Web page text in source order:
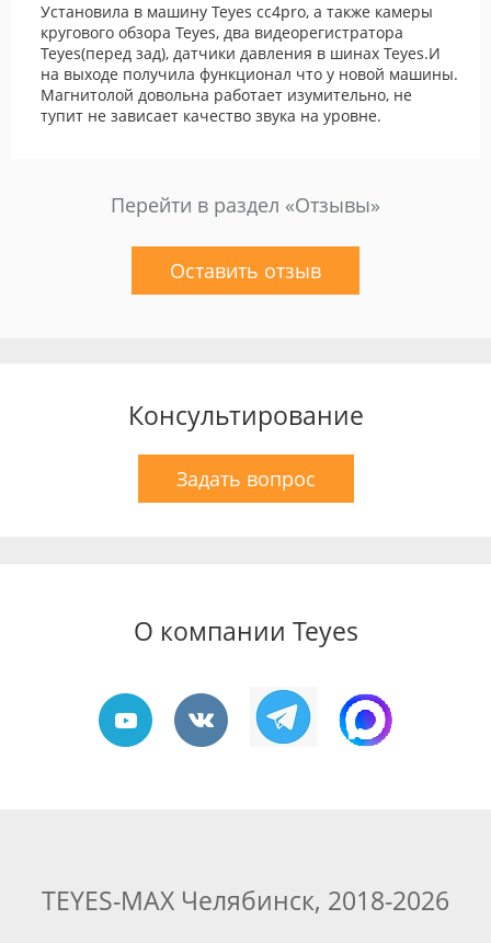
Установила в машину Teyes cc4pro, а также камеры
кругового обзора Teyes, два видеорегистратора
Teyes(перед зад), датчики давления в шинах Teyes.И
на выходе получила функционал что у новой машины.
Магнитолой довольна работает изумительно, не
тупит не зависает качество звука на уровне.
Перейти в раздел «Отзывы»
Оставить отзыв
Консультирование
Задать вопрос
О компании Teyes
TEYES-MAX Челябинск, 2018-2026